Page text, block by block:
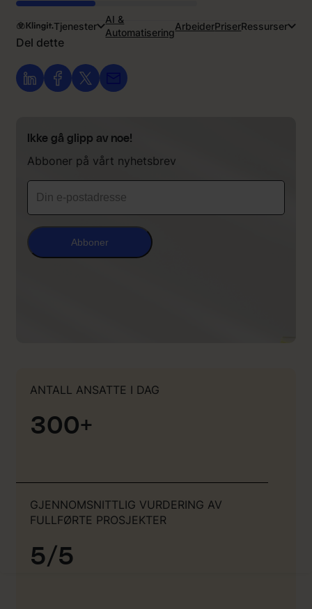
Tjenester
AI &
Automatisering
ArbeiderPriserRessurser
Del dette
Ikke gå glipp av noe!
Abboner på vårt nyhetsbrev
Abboner
ANTALL ANSATTE I DAG
300+
GJENNOMSNITTLIG VURDERING AV
FULLFØRTE PROSJEKTER
5/5